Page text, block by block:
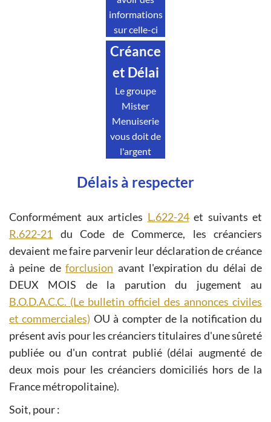
informations
sur celle-ci
Créance
et Délai
Le groupe
Mister
Menuiserie
vous doit de
l'argent
Délais à respecter
Conformément aux articles L.622-24et suivants et
R.622-21 du Code de Commerce, les créanciers
devaient me faire parvenir leur déclaration de créance
à peine deforclusion avant l'expiration du délai de
DEUX MOIS de la parution du jugement au
B.O.D.A.C.C. (Le bulletin officiel des annonces civiles
et commerciales) OU à compter de la notification du
présent avis pour les créanciers titulaires d'une sûreté
publiée ou d'un contrat publié (délai augmenté de
deux mois pour les créanciers domiciliés hors de la
France métropolitaine).
Soit, pour :